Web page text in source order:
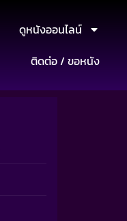
ดูหนังออนไลน์
ติดต่อ / ขอหนัง